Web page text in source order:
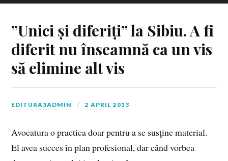
”Unici și diferiți” la Sibiu. A fi
diferit nu înseamnă ca un vis
să elimine alt vis
EDITURA3ADMIN 2 APRIL 2013
Avocatura o practica doar pentru a se susţine material.
El avea succes în plan profesional, dar când vorbea